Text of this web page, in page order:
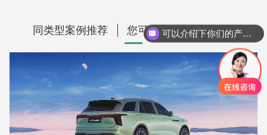
同类型案例推荐 您可能还想看看这些？ 可以介绍下你们的产品么？